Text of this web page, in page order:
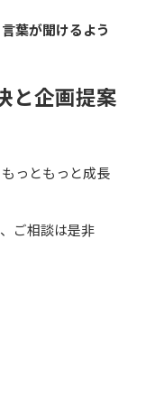
葉が聞けるよう
と企画提案
っともっと成長
ご相談は是非